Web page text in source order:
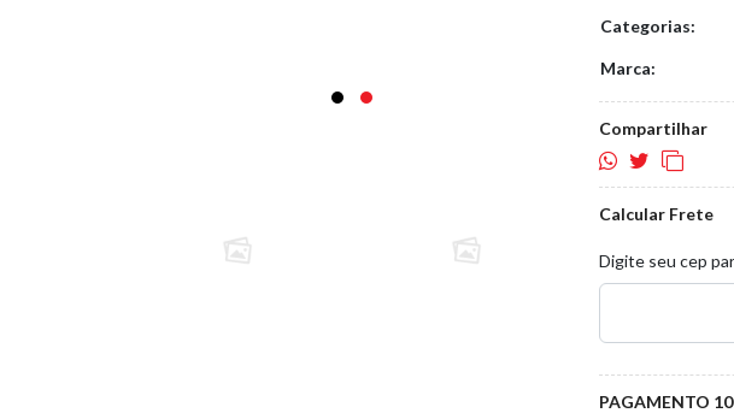
Categorias:
Marca:
Compartilhar
Calcular Frete
Digite seu cep
PAGAMENTO